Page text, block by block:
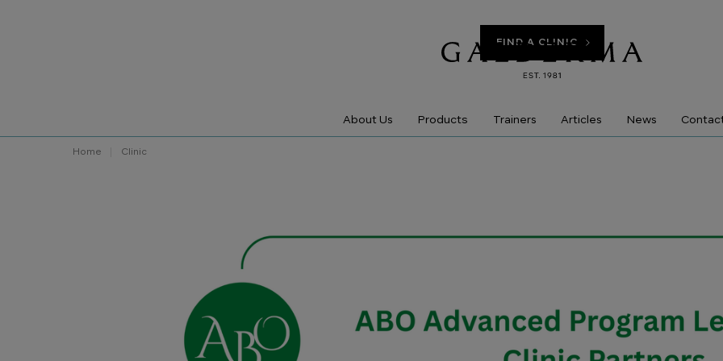
FIND A CLINIC
About Us Products Trainers Articles News
Home Clinic